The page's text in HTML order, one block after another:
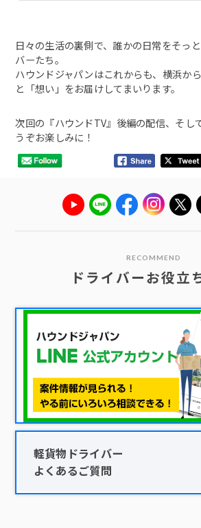
日々の生活の裏側で、誰かの日常をそっ
バーたち。
ハウンドジャパンはこれからも、横浜か
と「想い」をお届けしてまいります。
次回の『ハウンドTV』後編の配信、そし
うぞお楽しみに！
RECOMMEND
ドライバーお役立
軽貨物ドライバー
よくあるご質問